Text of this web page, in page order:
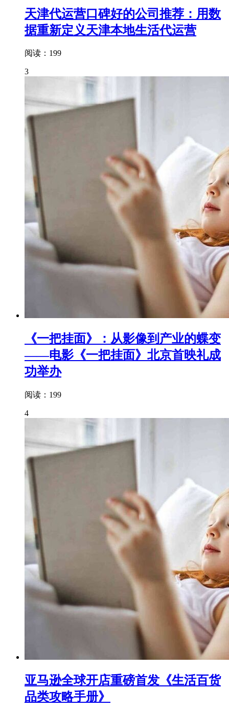
天津代运营口碑好的公司推荐：用数
据重新定义天津本地生活代运营
阅读：199
3
《一把挂面》：从影像到产业的蝶变
——电影《一把挂面》北京首映礼成
功举办
阅读：199
4
亚马逊全球开店重磅首发《生活百货
品类攻略手册》